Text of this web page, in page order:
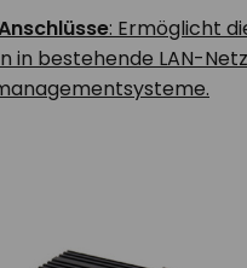
: Ermöglicht
in bestehende LAN-